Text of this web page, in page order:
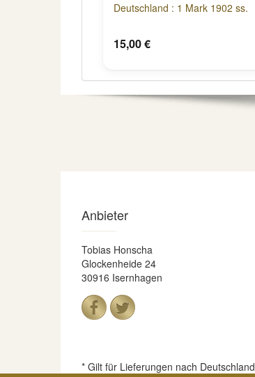
Deutschland : 1 Mark 1902 ss.
15,00 €
Anbieter
Tobias Honscha
Glockenheide 24
30916 Isernhagen
* Gilt für Lieferungen nach